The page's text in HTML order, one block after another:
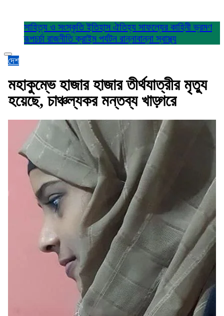
সাহিত্য ও সংস্কৃতিইতিহাস ঐতিহ্য সাফল্যের কাহিনীভ্রমণ
রূপচর্চা রাজনীতিক্রাইম পর্যটন রান্নাবান্নাস্বাস্থ্য
দেশ
মহাকুম্ভে হাজার হাজার তীর্থযাত্রীর মৃত্যু
হয়েছে, চাঞ্চল্যকর মন্তব্য খাড়্গরে